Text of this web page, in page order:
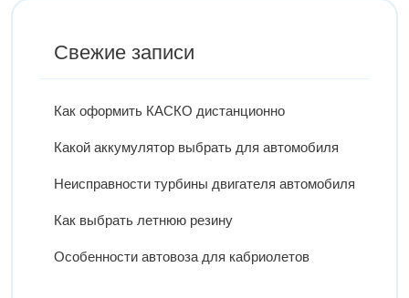
Свежие записи
Как оформить КАСКО дистанционно
Какой аккумулятор выбрать для автомобиля
Неисправности турбины двигателя автомобиля
Как выбрать летнюю резину
Особенности автовоза для кабриолетов